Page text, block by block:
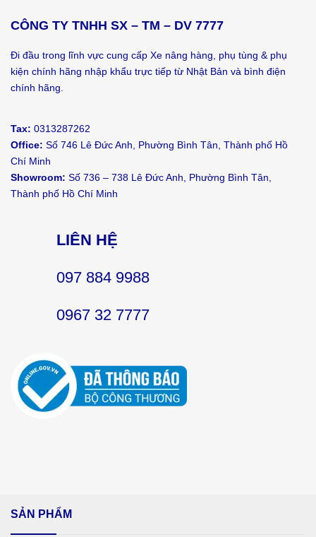
CÔNG TY TNHH SX – TM – DV 7777
Đi đầu trong lĩnh vực cung cấp Xe nâng hàng, phụ tùng & phụ
kiện chính hãng nhập khẩu trực tiếp từ Nhật Bản và bình điện
chính hãng.
Tax: 0313287262
Office: Số 746 Lê Đức Anh, Phường Bình Tân, Thành phố Hồ
Chí Minh
Showroom: Số 736 – 738 Lê Đức Anh, Phường Bình Tân,
Thành phố Hồ Chí Minh
LIÊN HỆ
097 884 9988
0967 32 7777
SẢN PHẨM